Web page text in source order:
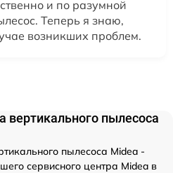
и по разумной
Теперь я знаю,
возникших проблем.
вертикального пылесоса
пылесоса Midea -
сервисного центра Midea в